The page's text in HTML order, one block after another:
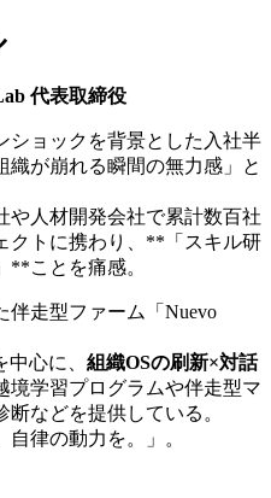
代表取締役
ショックを背景とした入社半
が崩れる瞬間の無力感」と
や人材開発会社で累計数百社
クトに携わり、**「スキル研
**ことを痛感。
伴走型ファーム「Nuevo
心に、 組織OSの刷新×対話
境学習プログラムや伴走型マ
などを提供している。
律の動力を。」。